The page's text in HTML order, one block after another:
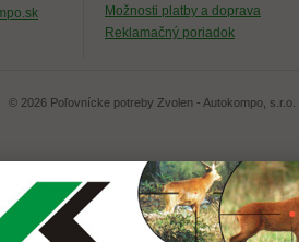
Možnosti platby a doprava
Reklamačný poriadok
© 2026 Poľovnícke potreby Zvolen - Autokompo, s.r.o.